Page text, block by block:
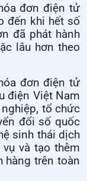
đơn điện tử
đến khi hết số
đã phát hành
lâu hơn theo
đơn điện tử
điện Việt Nam
tổ chức
đổi số quốc
sinh thái dịch
và tạo thêm
hàng trên toàn